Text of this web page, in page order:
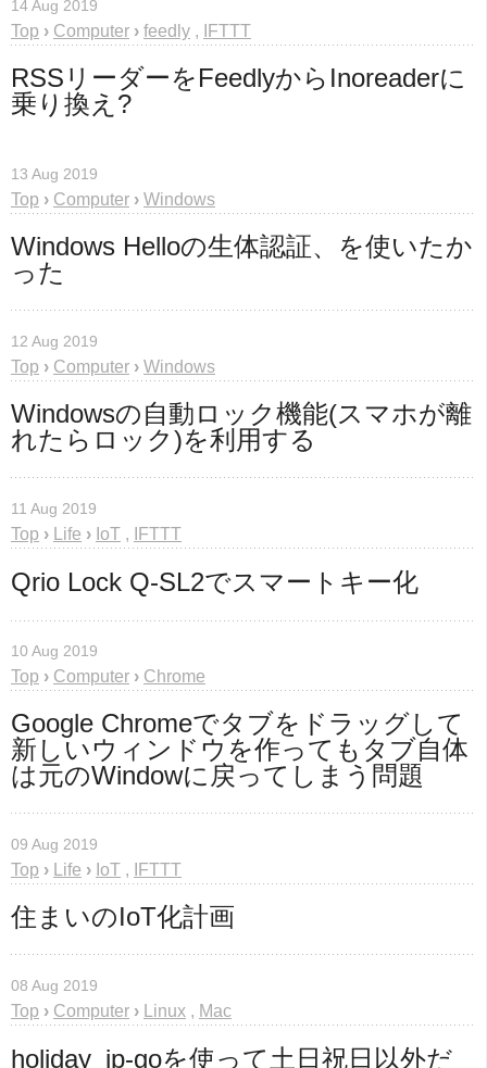
14 Aug 2019
Top › Computer › feedly , IFTTT
RSSリーダーをFeedlyからInoreaderに
乗り換え?
13 Aug 2019
Top › Computer › Windows
Windows Helloの生体認証、を使いたか
った
12 Aug 2019
Top › Computer › Windows
Windowsの自動ロック機能(スマホが離
れたらロック)を利用する
11 Aug 2019
Top › Life › IoT , IFTTT
Qrio Lock Q-SL2でスマートキー化
10 Aug 2019
Top › Computer › Chrome
Google Chromeでタブをドラッグして
新しいウィンドウを作ってもタブ自体
は元のWindowに戻ってしまう問題
09 Aug 2019
Top › Life › IoT , IFTTT
住まいのIoT化計画
08 Aug 2019
Top › Computer › Linux , Mac
holiday_jp-goを使って土日祝日以外だ